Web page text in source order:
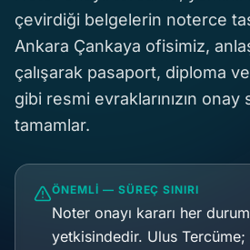
çevirdiği belgelerin noterce
Ankara Çankaya ofisimiz,
çalışarak pasaport, diploma
gibi resmi evraklarınızın onay
tamamlar.
ÖNEMLI — SÜREÇ SINIRI
Noter onayı kararı her
yetkisindedir. Ulus Tercüme;